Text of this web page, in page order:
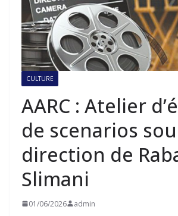
CULTURE
AARC : Atelier
de scenarios
direction de
Slimani
01/06/2026 admin